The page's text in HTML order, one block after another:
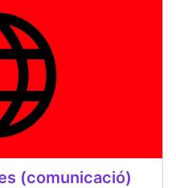
(comunicació)